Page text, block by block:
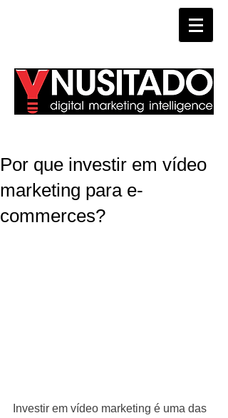
Por que investir em vídeo
marketing para e-
commerces?
Investir em vídeo marketing é uma das